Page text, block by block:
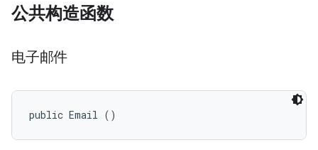
公共构造函数
电子邮件
public Email ()